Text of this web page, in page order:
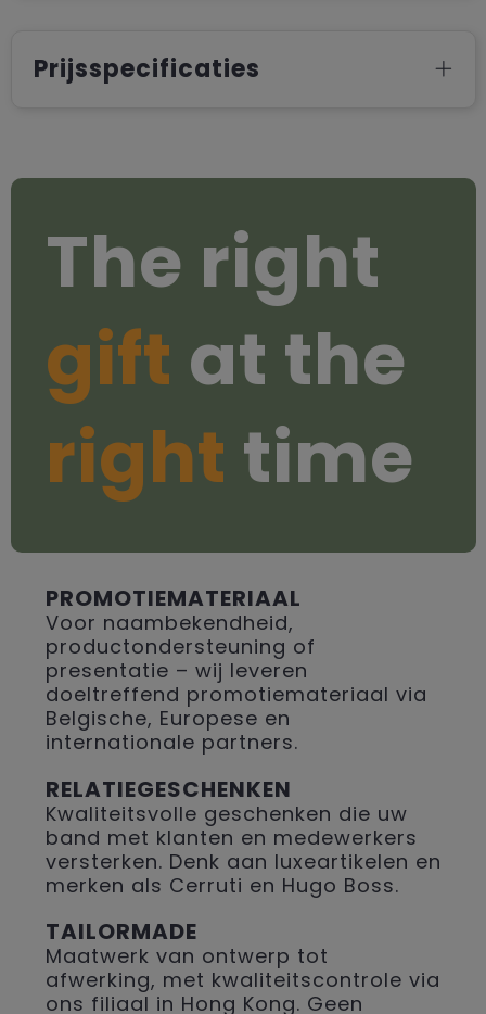
Prijsspecificaties
The right
gift at the
right time
PROMOTIEMATERIAAL
Voor naambekendheid,
productondersteuning of
presentatie – wij leveren
doeltreffend promotiemateriaal via
Belgische, Europese en
internationale partners.
RELATIEGESCHENKEN
Kwaliteitsvolle geschenken die uw
band met klanten en medewerkers
versterken. Denk aan luxeartikelen en
merken als Cerruti en Hugo Boss.
TAILORMADE
Maatwerk van ontwerp tot
afwerking, met kwaliteitscontrole via
ons filiaal in Hong Kong. Geen